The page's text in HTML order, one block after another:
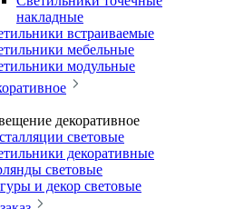
накладные
встраиваемые
мебельные
модульные
декоративное
световые
декоративные
световые
и декор световые